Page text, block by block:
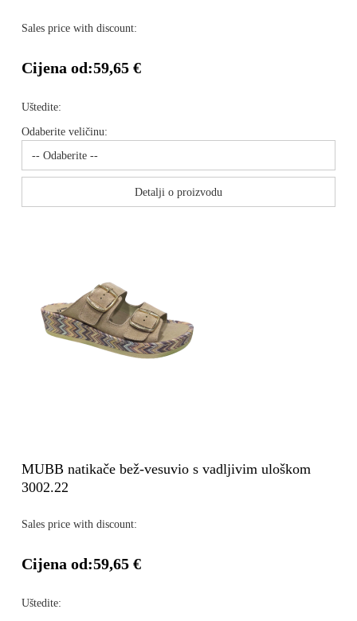
Sales price with discount:
Cijena od:59,65 €
Uštedite:
Odaberite veličinu:
Detalji o proizvodu
MUBB natikače bež-vesuvio s vadljivim uloškom
3002.22
Sales price with discount:
Cijena od:59,65 €
Uštedite: